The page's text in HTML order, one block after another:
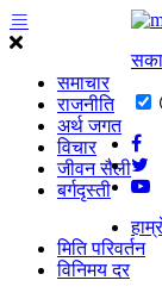
समाचार
राजनीति
अर्थ जगत
विचार
जीवन सैली
बर्गदृस्ती
मिति परिवर्तन
विनिमय दर